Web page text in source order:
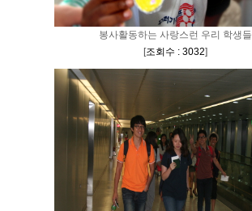
봉사활동하는 사랑스런 우리 학생들
[조회수 : 3032]